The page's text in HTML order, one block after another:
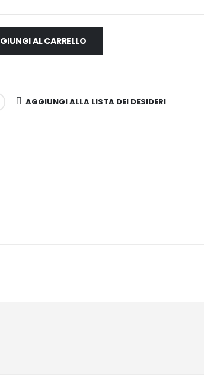
AL CARRELLO
AGGIUNGI ALLA LISTA DEI DESIDERI